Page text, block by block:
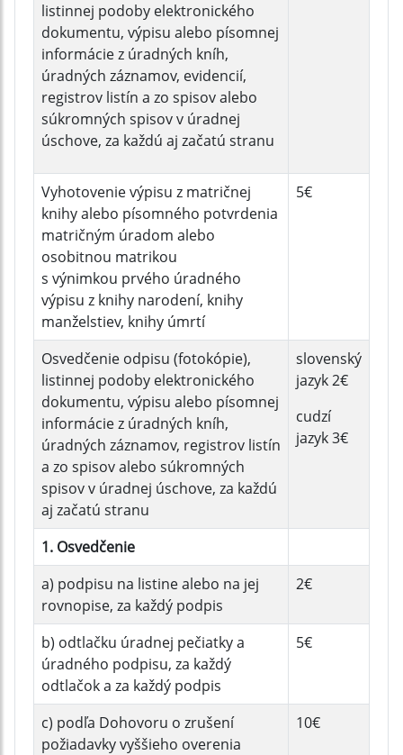
listinnej podoby elektronického
dokumentu, výpisu alebo písomnej
informácie z úradných kníh,
úradných záznamov, evidencií,
registrov listín a zo spisov alebo
súkromných spisov v úradnej
úschove, za každú aj začatú stranu
Vyhotovenie výpisu z matričnej
knihy alebo písomného potvrdenia
matričným úradom alebo
osobitnou matrikou
s výnimkou prvého úradného
výpisu z knihy narodení, knihy
manželstiev, knihy úmrtí
5€
Osvedčenie odpisu (fotokópie),
listinnej podoby elektronického
dokumentu, výpisu alebo písomnej
informácie z úradných kníh,
úradných záznamov, registrov listín
a zo spisov alebo súkromných
spisov v úradnej úschove, za každú
aj začatú stranu
slovenský
jazyk 2€
cudzí
jazyk 3€
1. Osvedčenie
a) podpisu na listine alebo na jej
rovnopise, za každý podpis
2€
b) odtlačku úradnej pečiatky a
úradného podpisu, za každý
odtlačok a za každý podpis
5€
c) podľa Dohovoru o zrušení
požiadavky vyššieho overenia
10€